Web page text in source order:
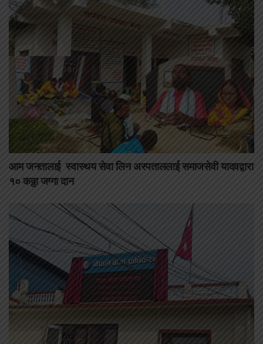
आम जनतालाई स्वास्थय सेवा लिन अस्पताललाई समाजसेवी यादवद्वारा
१० कठ्ठा जग्गा दान